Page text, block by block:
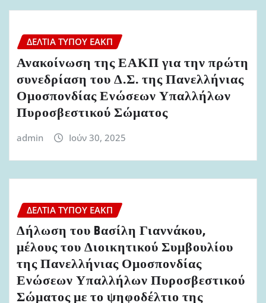
ΔΕΛΤΊΑ ΤΎΠΟΥ ΕΑΚΠ
Ανακοίνωση της ΕΑΚΠ για την πρώτη
συνεδρίαση του Δ.Σ. της Πανελλήνιας
Ομοσπονδίας Ενώσεων Υπαλλήλων
Πυροσβεστικού Σώματος
admin Ιούν 30, 2025
ΔΕΛΤΊΑ ΤΎΠΟΥ ΕΑΚΠ
Δήλωση του Bασίλη Γιαννάκου,
μέλους του Διοικητικού Συμβουλίου
της Πανελλήνιας Ομοσπονδίας
Ενώσεων Υπαλλήλων Πυροσβεστικού
Σώματος με το ψηφοδέλτιο της